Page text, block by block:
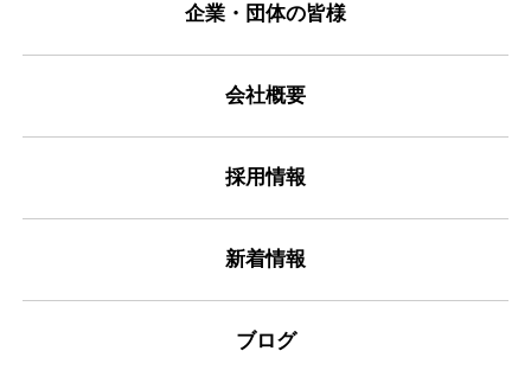
企業・団体の皆様
会社概要
採用情報
新着情報
ブログ